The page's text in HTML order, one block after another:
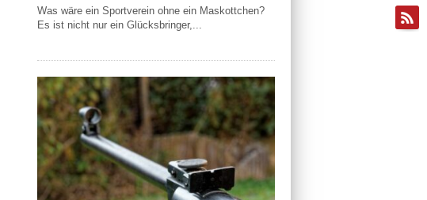
Was wäre ein Sportverein ohne ein Maskottchen?
Es ist nicht nur ein Glücksbringer,...